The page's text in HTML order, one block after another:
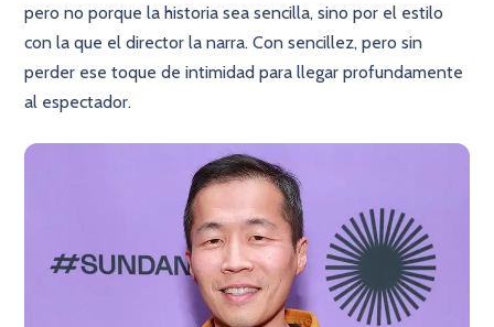
pero no porque la historia sea sencilla, sino por el estilo
con la que el director la narra. Con sencillez, pero sin
perder ese toque de intimidad para llegar profundamente
al espectador.